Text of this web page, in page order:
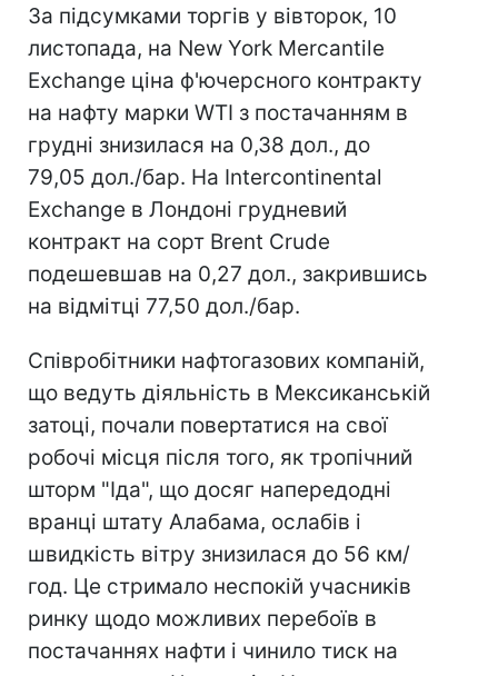
За підсумками торгів у вівторок, 10
листопада, на New York Mercantile
Exchange ціна ф'ючерсного контракту
на нафту марки WTI з постачанням в
грудні знизилася на 0,38 дол., до
79,05 дол./бар. На Intercontinental
Exchange в Лондоні грудневий
контракт на сорт Brent Crude
подешевшав на 0,27 дол., закрившись
на відмітці 77,50 дол./бар.
Співробітники нафтогазових компаній,
що ведуть діяльність в Мексиканській
затоці, почали повертатися на свої
робочі місця після того, як тропічний
шторм "Іда", що досяг напередодні
вранці штату Алабама, ослабів і
швидкість вітру знизилася до 56 км/
год. Це стримало неспокій учасників
ринку щодо можливих перебоїв в
постачаннях нафти і чинило тиск на